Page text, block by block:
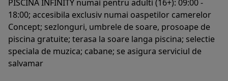
PISCINA INFINITY numai pentru adulti (16+): 09:00 -
18:00; accesibila exclusiv numai oaspetilor camerelor
Concept; sezlonguri, umbrele de soare, prosoape de
piscina gratuite; terasa la soare langa piscina; selectie
speciala de muzica; cabane; se asigura serviciul de
salvamar